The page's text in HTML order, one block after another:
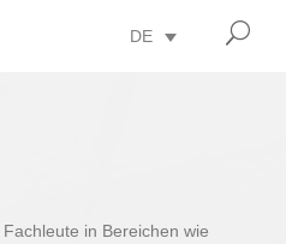
DE U
in Bereichen wie